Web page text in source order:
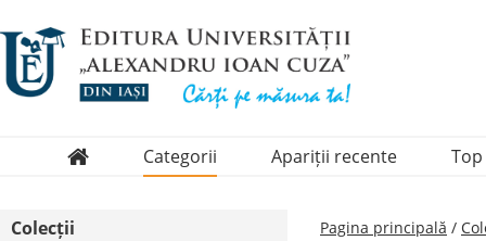
Categorii Apariții recente Top
Colecții Pagina principală /